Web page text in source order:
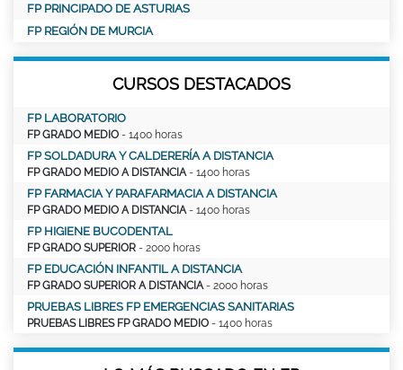
FP PRINCIPADO DE ASTURIAS
FP REGIÓN DE MURCIA
CURSOS DESTACADOS
FP LABORATORIO
FP GRADO MEDIO - 1400 horas
FP SOLDADURA Y CALDERERÍA A DISTANCIA
FP GRADO MEDIO A DISTANCIA - 1400 horas
FP FARMACIA Y PARAFARMACIA A DISTANCIA
FP GRADO MEDIO A DISTANCIA - 1400 horas
FP HIGIENE BUCODENTAL
FP GRADO SUPERIOR - 2000 horas
FP EDUCACIÓN INFANTIL A DISTANCIA
FP GRADO SUPERIOR A DISTANCIA - 2000 horas
PRUEBAS LIBRES FP EMERGENCIAS SANITARIAS
PRUEBAS LIBRES FP GRADO MEDIO - 1400 horas